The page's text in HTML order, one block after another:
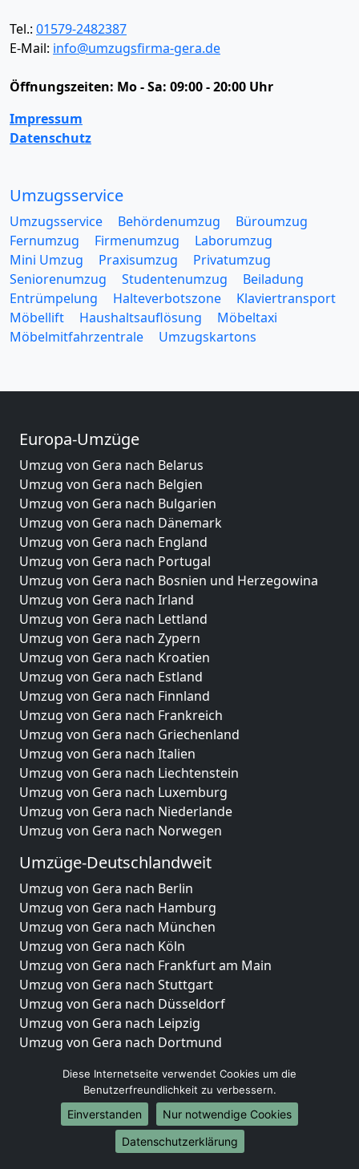
Tel.: 01579-2482387
E-Mail: info@umzugsfirma-gera.de
Öffnungszeiten: Mo - Sa: 09:00 - 20:00 Uhr
Impressum
Datenschutz
Umzugsservice
Umzugsservice Behördenumzug
Büroumzug
Fernumzug
Firmenumzug
Laborumzug
Mini Umzug
Praxisumzug
Privatumzug
Seniorenumzug
Studentenumzug
Beiladung
Entrümpelung
Halteverbotszone
Klaviertransport
Möbellift
Haushaltsauflösung
Möbeltaxi
Möbelmitfahrzentrale
Umzugskartons
Europa-Umzüge
Umzug von Gera nach Belarus
Umzug von Gera nach Belgien
Umzug von Gera nach Bulgarien
Umzug von Gera nach Dänemark
Umzug von Gera nach England
Umzug von Gera nach Portugal
Umzug von Gera nach Bosnien und Herzegowina
Umzug von Gera nach Irland
Umzug von Gera nach Lettland
Umzug von Gera nach Zypern
Umzug von Gera nach Kroatien
Umzug von Gera nach Estland
Umzug von Gera nach Finnland
Umzug von Gera nach Frankreich
Umzug von Gera nach Griechenland
Umzug von Gera nach Italien
Umzug von Gera nach Liechtenstein
Umzug von Gera nach Luxemburg
Umzug von Gera nach Niederlande
Umzug von Gera nach Norwegen
Umzüge-Deutschlandweit
Umzug von Gera nach Berlin
Umzug von Gera nach Hamburg
Umzug von Gera nach München
Umzug von Gera nach Köln
Umzug von Gera nach Frankfurt am Main
Umzug von Gera nach Stuttgart
Umzug von Gera nach Düsseldorf
Umzug von Gera nach Leipzig
Umzug von Gera nach Dortmund
Umzug von Gera nach Bremen
Umzug von Gera nach Dresden
Umzug von Gera nach Hannover
Umzug von Gera nach Nürnberg
Umzug von Gera nach Duisburg
Diese Internetseite verwendet Cookies um die
Benutzerfreundlichkeit zu verbessern.
Einverstanden
Nur notwendige Cookies
Datenschutzerklärung